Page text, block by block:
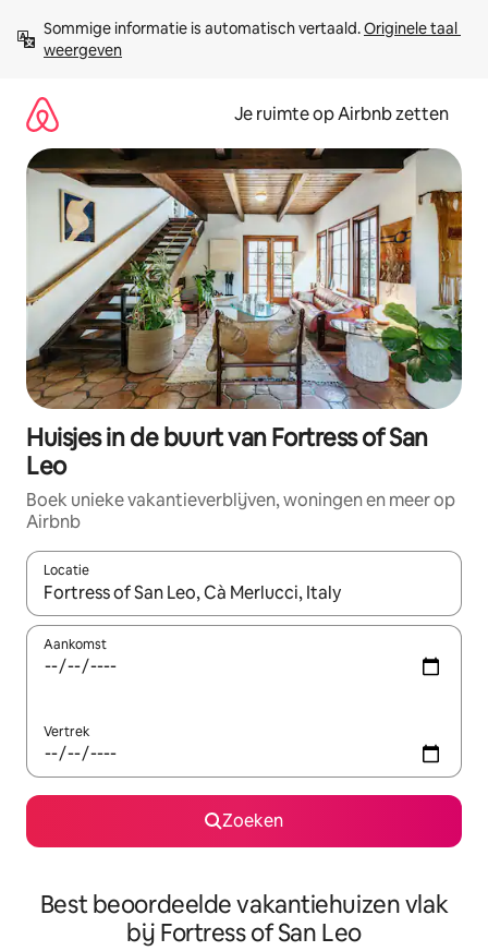
direct
naar
Sommige informatie is automatisch vertaald. Originele taal
weergeven
Je ruimte op Airbnb zetten
Huisjes in de buurt van Fortress of San
Leo
Boek unieke vakantieverblijven, woningen en meer op
Airbnb
Locatie
Wanneer er suggesties beschikbaar zijn, maak je een keuze
Aankomst
Vertrek
Zoeken
Best beoordeelde vakantiehuizen vlak
bij Fortress of San Leo